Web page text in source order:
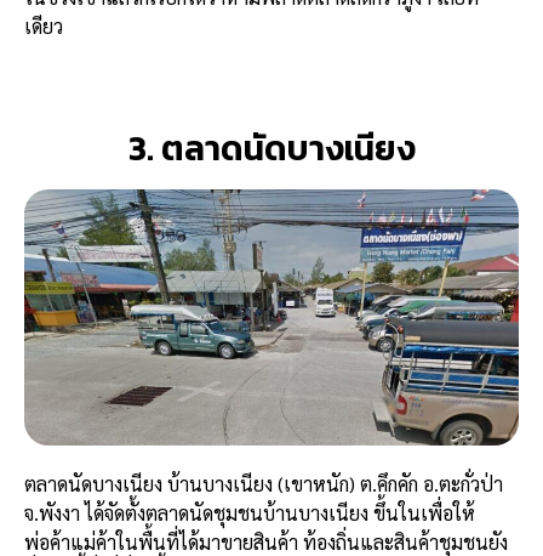
เดียว
3. ตลาดนัดบางเนียง
ตลาดนัดบางเนียง บ้านบางเนียง (เขาหนัก) ต.คึกคัก อ.ตะกั่วป่า
จ.พังงา ได้จัดตั้งตลาดนัดชุมชนบ้านบางเนียง ขึ้นในเพื่อให้
พ่อค้าแม่ค้าในพื้นที่ได้มาขายสินค้า ท้องถิ่นและสินค้าชุมชนยัง